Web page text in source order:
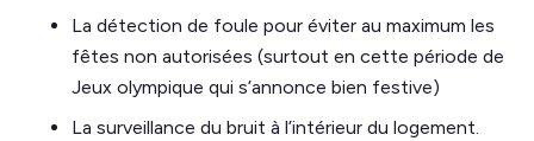
La détection de foule pour éviter au maximum les
fêtes non autorisées (surtout en cette période de
Jeux olympique qui s’annonce bien festive)
La surveillance du bruit à l’intérieur du logement.